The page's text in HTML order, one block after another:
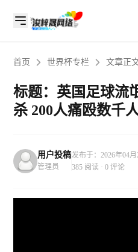
首页 世界杯专栏 文章正
标题：英国足球流
杀 200人痛殴数千
用户投稿
管理员
发布于：2026年04月
385 阅读 · 0 评论